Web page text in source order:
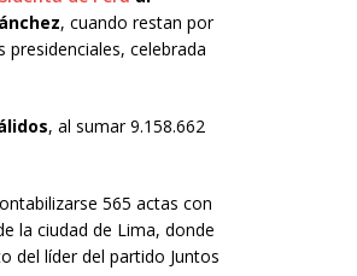
, cuando restan por
celebrada
, al sumar 9.158.662
565 actas con
la ciudad de Lima, donde
del líder del partido Juntos